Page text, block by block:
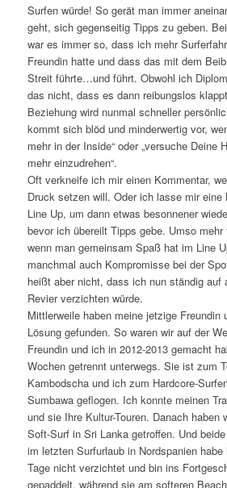
Surfen würde! So gerät man immer
geht, sich gegenseitig Tipps zu geben.
war es immer so, dass ich mehr
Freundin hatte und dass das mit dem
Streit führte…und führt. Obwohl ich
das nicht, dass es dann reibungslos
Beziehung wird nunmal schneller
kommt sich blöd und minderwertig vor,
mehr in der Inside“ oder „versuche Deine
mehr einzudrehen“.
Oft verkneife ich mir einen Kommentar,
Druck setzen will. Oder ich lasse mir eine
Line Up, um dann etwas besonnener
bevor ich übereilt Tipps gebe. Umso
wenn man gemeinsam Spaß hat im Line
manchmal auch Kompromisse bei der
heißt aber nicht, dass ich nun ständig auf
Revier verzichten würde.
Mittlerweile haben meine jetzige Freundin
Lösung gefunden. So waren wir auf der
Freundin und ich in 2012-2013 gemacht
Wochen getrennt unterwegs. Sie ist zum
Kambodscha und ich zum Hardcore-
Sumbawa geflogen. Ich konnte meinen
und sie Ihre Kultur-Touren. Danach haben
Soft-Surf in Sri Lanka getroffen. Und
im letzten Surfurlaub in Nordspanien
Tage nicht verzichtet und bin ins
gepaddelt, während sie am softeren